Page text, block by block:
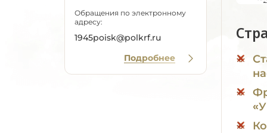
Обращения по электронному
адресу:
1945poisk@polkrf.ru
Подробнее